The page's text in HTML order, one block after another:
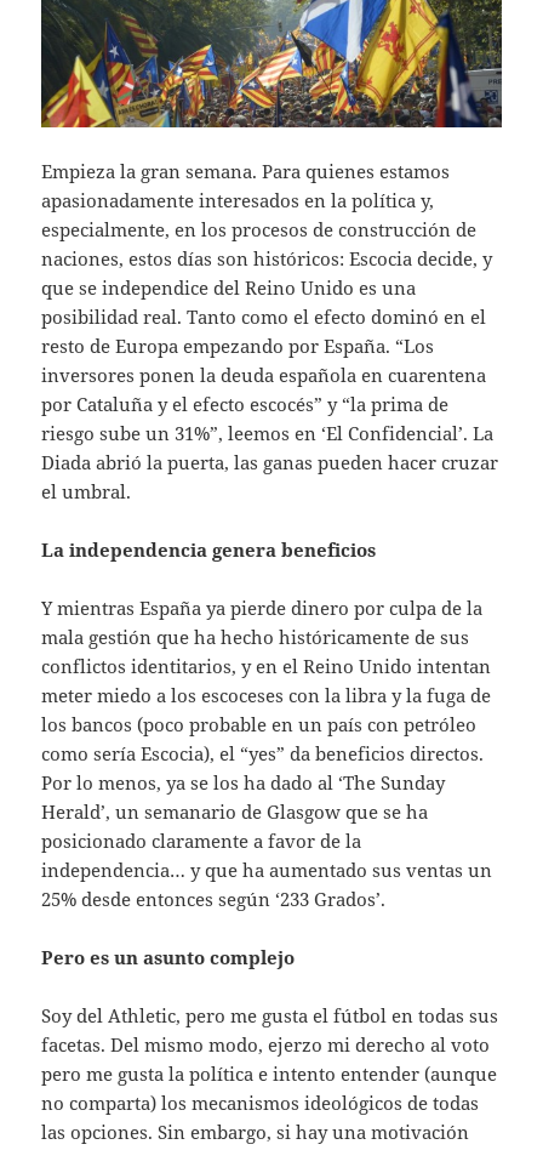
Empieza la gran semana. Para quienes estamos
apasionadamente interesados en la política y,
especialmente, en los procesos de construcción de
naciones, estos días son históricos: Escocia decide, y
que se independice del Reino Unido es una
posibilidad real. Tanto como el efecto dominó en el
resto de Europa empezando por España. “Los
inversores ponen la deuda española en cuarentena
por Cataluña y el efecto escocés” y “la prima de
riesgo sube un 31%”, leemos en ‘El Confidencial’. La
Diada abrió la puerta, las ganas pueden hacer cruzar
el umbral.
La independencia genera beneficios
Y mientras España ya pierde dinero por culpa de la
mala gestión que ha hecho históricamente de sus
conflictos identitarios, y en el Reino Unido intentan
meter miedo a los escoceses con la libra y la fuga de
los bancos (poco probable en un país con petróleo
como sería Escocia), el “yes” da beneficios directos.
Por lo menos, ya se los ha dado al ‘The Sunday
Herald’, un semanario de Glasgow que se ha
posicionado claramente a favor de la
independencia… y que ha aumentado sus ventas un
25% desde entonces según ‘233 Grados’.
Pero es un asunto complejo
Soy del Athletic, pero me gusta el fútbol en todas sus
facetas. Del mismo modo, ejerzo mi derecho al voto
pero me gusta la política e intento entender (aunque
no comparta) los mecanismos ideológicos de todas
las opciones. Sin embargo, si hay una motivación